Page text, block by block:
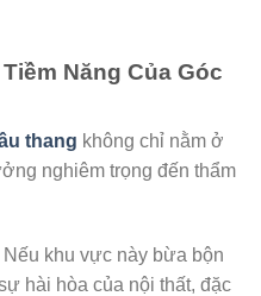
Năng Của Góc
thang không chỉ nằm ở
nghiêm trọng đến thẩm
Nếu khu vực này bừa bộn
hài hòa của nội thất, đặc